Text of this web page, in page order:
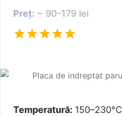
Preț: ~ 90-179 lei
Temperatură: 150–230°C